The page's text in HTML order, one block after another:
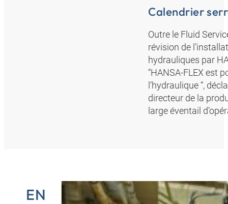
Calendrier
Outre le Fluid
révision de
hydrauliques par
“HANSA-FLEX est
l’hydraulique “,
directeur de la
large éventail
EN